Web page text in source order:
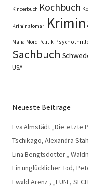
Kinderbuch Kochbuch
Kriminaloman
Mafia Mord Politik
Sachbuch
USA
Neueste Beiträge
Eva Almstädt „Die letzte
Tschikago, Alexandra
Lina Bengtsdotter „
Ein unglücklicher Tod,
Ewald Arenz , „FÜNF,